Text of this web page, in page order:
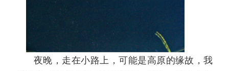
夜晚，走在小路上，可能是高原的缘故，我